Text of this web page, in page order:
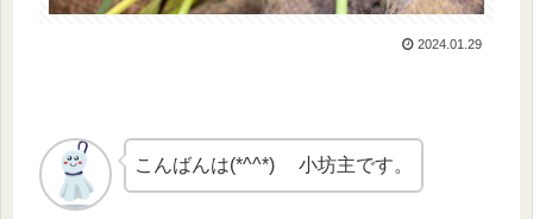
2024.01.29
こんばんは(*^^*) 小坊主です。